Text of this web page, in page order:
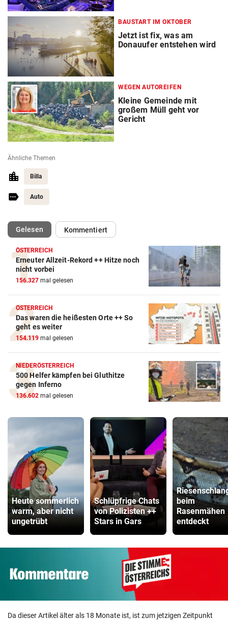
BAUSTART IM OKTOBER
Jetzt ist fix, was am
Donauufer entstehen wird
WEGEN AUTOREIFEN
Kleine Gemeinde mit
großem Müll geht vor
Gericht
Ähnliche Themen
Billa
Auto
Gelesen(ausgewählt)Kommentiert
ÖSTERREICH
Erneuter Allzeit-Rekord ++ Hitze noch
nicht vorbei
156.327 mal gelesen
ÖSTERREICH
Das waren die heißesten Orte ++ So
geht es weiter
154.119 mal gelesen
NIEDERÖSTERREICH
500 Helfer kämpfen bei Gluthitze
gegen Inferno
136.602 mal gelesen
Heute sommerlich
warm, aber nicht
ungetrübt
Schlüpfrige Chats
von Polizisten ++
Stars in Gars
beim
Rasenmähen
entdeckt
Da dieser Artikel älter als 18 Monate ist, ist zum jetzigen Zeitpunkt